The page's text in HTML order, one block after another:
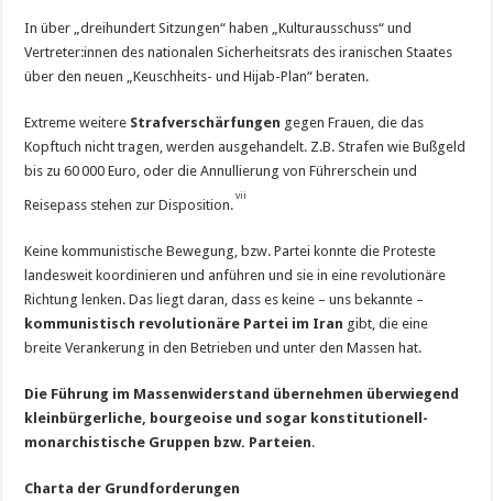
In über „dreihundert Sitzungen“ haben „Kulturausschuss“ und
Vertreter:innen des nationalen Sicherheitsrats des iranischen Staates
über den neuen „Keuschheits- und Hijab-Plan“ beraten.
Extreme weitere Strafverschärfungen gegen Frauen, die das
Kopftuch nicht tragen, werden ausgehandelt. Z.B. Strafen wie Bußgeld
bis zu 60 000 Euro, oder die Annullierung von Führerschein und
Reisepass stehen zur Disposition.
vii
Keine kommunistische Bewegung, bzw. Partei konnte die Proteste
landesweit koordinieren und anführen und sie in eine revolutionäre
Richtung lenken. Das liegt daran, dass es keine – uns bekannte –
kommunistisch revolutionäre Partei im Iran gibt, die eine
breite Verankerung in den Betrieben und unter den Massen hat.
Die Führung im Massenwiderstand übernehmen überwiegend
kleinbürgerliche, bourgeoise und sogar konstitutionell-
monarchistische Gruppen bzw. Parteien.
Charta der Grundforderungen